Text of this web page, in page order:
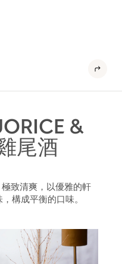
&
尾酒
致清爽，以優雅的軒
構成平衡的口味。